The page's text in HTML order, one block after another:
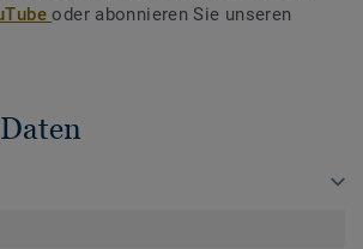
oder abonnieren Sie unseren